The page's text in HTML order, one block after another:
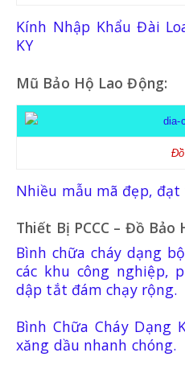
Kính Nhập Khẩu Đài
KY
Mũ Bảo Hộ Lao Động:
Nhiều mẫu mã đẹp, đạt
Thiết Bị PCCC – Đồ
Bình chữa cháy dạng
các khu công nghiệp,
dập tắt đám chạy rộng.
Bình Chữa Cháy Dạng
xăng dầu nhanh chóng.